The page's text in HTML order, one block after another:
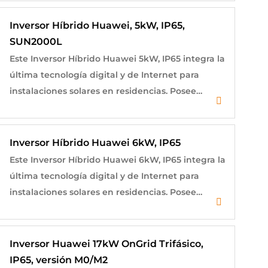
Inversor Híbrido Huawei, 5kW, IP65,
SUN2000L
Este Inversor Híbrido Huawei 5kW, IP65 integra la
última tecnología digital y de Internet para
instalaciones solares en residencias. Posee…
Inversor Híbrido Huawei 6kW, IP65
Este Inversor Híbrido Huawei 6kW, IP65 integra la
última tecnología digital y de Internet para
instalaciones solares en residencias. Posee…
Inversor Huawei 17kW OnGrid Trifásico,
IP65, versión M0/M2